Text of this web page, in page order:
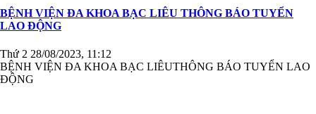
BỆNH VIỆN ĐA KHOA BẠC LIÊU THÔNG BÁO TUYỂN
LAO ĐỘNG
Thứ 2 28/08/2023, 11:12
BỆNH VIỆN ĐA KHOA BẠC LIÊUTHÔNG BÁO TUYỂN LAO
ĐỘNG